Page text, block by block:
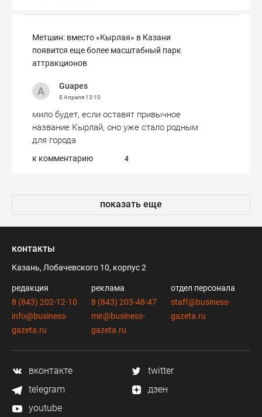
Метшин: вместо «Кырлая» в Казани
появится еще более масштабный парк
аттракционов
Guapes
8 Апреля13:10
мило будет, если оставят привычное
название Кырлай, оно уже стало родным
для города
к комментарию 4
показать еще
контакты
Казань, Лобачевского 10, корпус 2
редакция
8 (843) 202-12-10
info@business-
gazeta.ru
реклама
8 (843) 203-48-47
mir@business-
gazeta.ru
отдел персонала
staff@business-
gazeta.ru
вконтакте
twitter
telegram
дзен
youtube